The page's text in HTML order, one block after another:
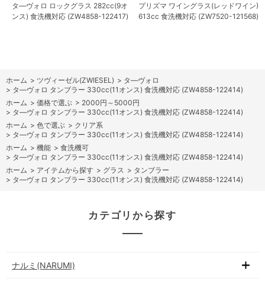
タ―ヴォロ ロックグラス 282cc(9オ
ンス) 食洗機対応 (ZW4858-122417)
プリズマ ワイングラス(レッドワイン)
613cc 食洗機対応 (ZW7520-121568)
ホーム > ツヴィーゼル(ZWIESEL) > タ―ヴォロ
> タ―ヴォロ タンブラー 330cc(11オンス) 食洗機対応 (ZW4858-122414)
ホーム > 価格で選ぶ > 2000円～5000円
> タ―ヴォロ タンブラー 330cc(11オンス) 食洗機対応 (ZW4858-122414)
ホーム > 色で選ぶ > クリア系
> タ―ヴォロ タンブラー 330cc(11オンス) 食洗機対応 (ZW4858-122414)
ホーム > 機能 > 食洗機可
> タ―ヴォロ タンブラー 330cc(11オンス) 食洗機対応 (ZW4858-122414)
ホーム > アイテムから探す > グラス > タンブラー
> タ―ヴォロ タンブラー 330cc(11オンス) 食洗機対応 (ZW4858-122414)
カテゴリから探す
ナルミ(NARUMI)